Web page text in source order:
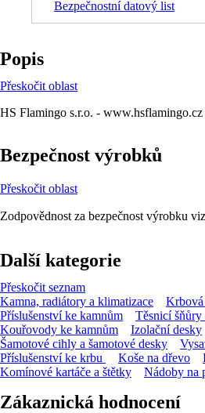
Bezpečnostní datový list
Popis
Přeskočit oblast
HS Flamingo s.r.o. - www.hsflamingo.cz
Bezpečnost výrobků
Přeskočit oblast
Zodpovědnost za bezpečnost výrobku viz
Další kategorie
Přeskočit seznam
Kamna, radiátory a klimatizace
Příslušenství ke kamnům
Těsnicí šňůry
Kouřovody ke kamnům
Izolační desky
Šamotové cihly a šamotové desky
Příslušenství ke krbu
Koše na dřevo
Komínové kartáče a štětky
Nádoby na
Zákaznická hodnocení